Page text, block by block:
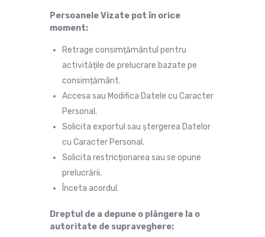
Persoanele Vizate pot în orice
moment:
Retrage consimțământul pentru
activitățile de prelucrare bazate pe
consimțământ.
Accesa sau Modifica Datele cu Caracter
Personal.
Solicita exportul sau ștergerea Datelor
cu Caracter Personal.
Solicita restricționarea sau se opune
prelucrării.
Înceta acordul.
Dreptul de a depune o plângere la o
autoritate de supraveghere: